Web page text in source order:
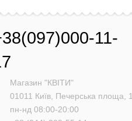
11-
Магазин "КВІТИ"
01011 Київ, Печерська площа, 1
пн-нд 08:00-20:00